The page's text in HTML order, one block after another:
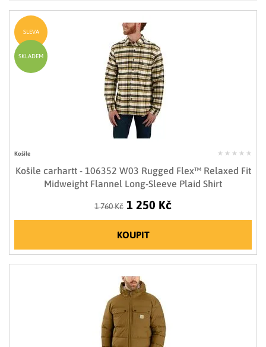
RUKAVICE
Košile
Košile carhartt - 106352 W03 Rugged Flex™ Relaxed Fit
Midweight Flannel Long-Sleeve Plaid Shirt
1 760 Kč 1 250 Kč
KOUPIT
SLEVA
SKLADEM